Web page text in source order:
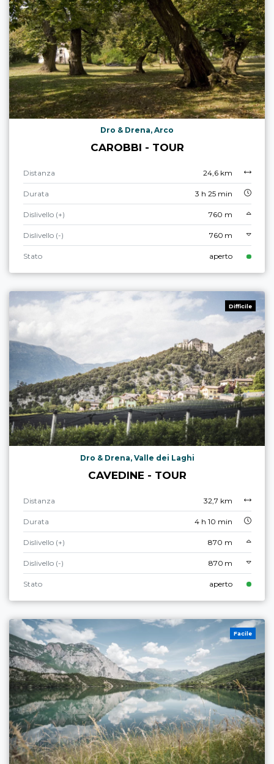
Dro & Drena, Arco
CAROBBI - TOUR
Distanza 24,6 km
Durata 3 h 25 min
Dislivello (+) 760 m
Dislivello (-) 760 m
Stato aperto
Difficile
Dro & Drena, Valle dei Laghi
CAVEDINE - TOUR
Distanza 32,7 km
Durata 4 h 10 min
Dislivello (+) 870 m
Dislivello (-) 870 m
Stato aperto
Facile